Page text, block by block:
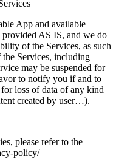
App and available
provided AS IS, and we do
of the Services, as such
Services, including
may be suspended for
to notify you if and to
loss of data of any kind
created by user…).
please refer to the
policy/